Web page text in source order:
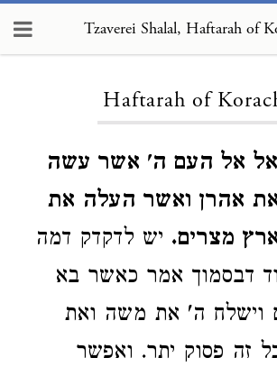
Tzaverei Shalal, Haftarah of
Haftarah of
אל העם ה' אשר עשה
אהרן ואשר העלה את
מצרים. יש לדקדק דמה
דבסמוך אמר כאשר בא
וישלח ה' את משה ואת
זה פסוק יתר. ואפשר